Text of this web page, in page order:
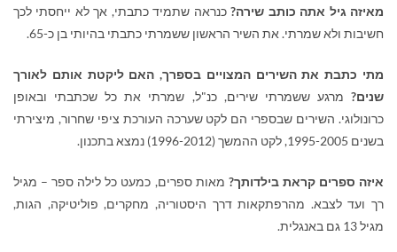
מאיזה גיל אתה כותב שירה?כנראה שתמיד כתבתי, אך לא ייחסתי לכך
חשיבות ולא שמרתי. את השיר הראשון ששמרתי כתבתי בהיותי בן כ-65.
מתי כתבת את השירים המצויים בספרך, האם ליקטת אותם לאורך
שנים? מרגע ששמרתי שירים, כנ"ל, שמרתי את כל שכתבתי ובאופן
כרונולוגי. השירים שבספרי הם לקט שערכה העורכת ציפי שחרור, מיצירתי
בשנים 1995-2005, לקט ההמשך (1996-2012) נמצא בתכנון.
איזה ספרים קראת בילדותך? מאות ספרים, כמעט כל לילה ספר – מגיל
רך ועד לצבא. מהרפתקאות דרך היסטוריה, מחקרים, פוליטיקה, הגות,
מגיל 13 גם באנגלית.